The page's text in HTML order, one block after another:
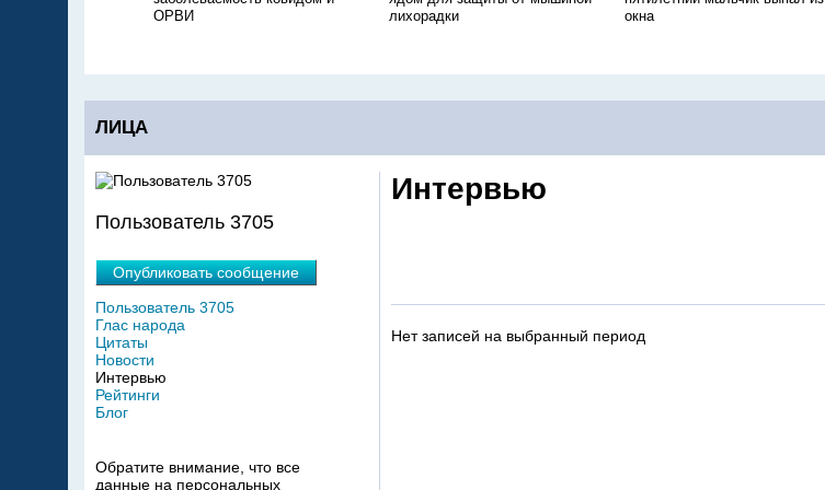
ОРВИ
лихорадки
окна
ЛИЦА
Интервью
Нет записей на выбранный период
Пользователь 3705
Опубликовать сообщение
Пользователь 3705
Глас народа
Цитаты
Новости
Интервью
Рейтинги
Блог
Обратите внимание, что все
данные на персональных